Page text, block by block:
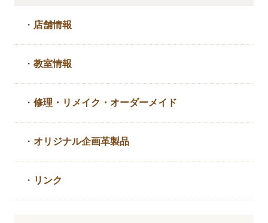
・ 店舗情報
・教室情報
・修理・リメイク・ オーダーメイド
・ オリジナル企画革製品
・ リンク